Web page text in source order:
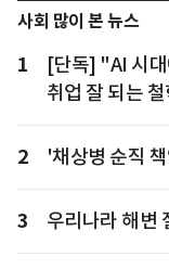
사회 많이 본 뉴스
1
[단독] "AI 시
취업 잘 되는
2 '채상병 순직
3 우리나라 해변